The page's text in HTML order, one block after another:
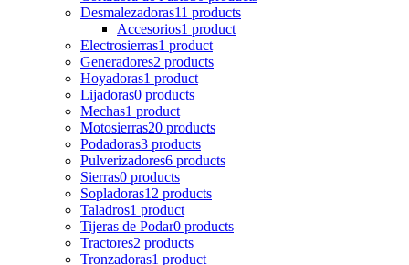
Desmalezadoras11 products
Accesorios1 product
Electrosierras1 product
Generadores2 products
Hoyadoras1 product
Lijadoras0 products
Mechas1 product
Motosierras20 products
Podadoras3 products
Pulverizadores6 products
Sierras0 products
Sopladoras12 products
Taladros1 product
Tijeras de Podar0 products
Tractores2 products
Tronzadoras1 product